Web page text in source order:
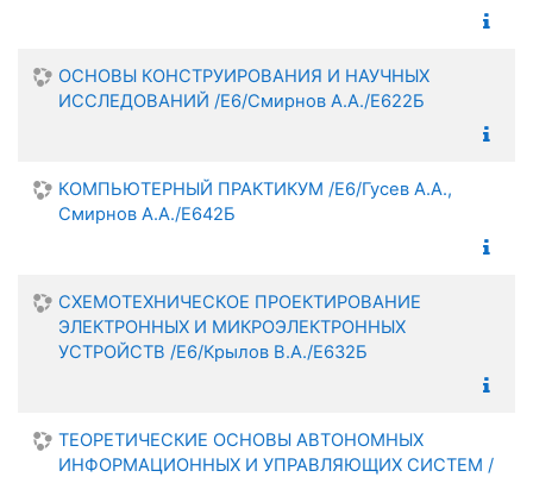
ОСНОВЫ КОНСТРУИРОВАНИЯ И НАУЧНЫХ
ИССЛЕДОВАНИЙ /Е6/Смирнов А.А./Е622Б
КОМПЬЮТЕРНЫЙ ПРАКТИКУМ /Е6/Гусев А.А.,
Смирнов А.А./Е642Б
СХЕМОТЕХНИЧЕСКОЕ ПРОЕКТИРОВАНИЕ
ЭЛЕКТРОННЫХ И МИКРОЭЛЕКТРОННЫХ
УСТРОЙСТВ /Е6/Крылов В.А./Е632Б
ТЕОРЕТИЧЕСКИЕ ОСНОВЫ АВТОНОМНЫХ
ИНФОРМАЦИОННЫХ И УПРАВЛЯЮЩИХ СИСТЕМ /